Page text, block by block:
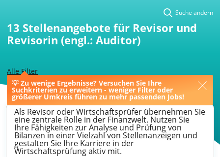
💡 Zu wenige Ergebnisse? Versuchen Sie Ihre
Suchkriterien zu erweitern - weniger Filter oder
größerer Umkreis führen zu mehr passenden Jobs!
Alle Filter
Suche ändern
13 Stellenangebote für Revisor und
Revisorin (engl.: Auditor)
> Bad Homburg > Revisor
Als Revisor oder Wirtschaftsprüfer übernehmen Sie
eine zentrale Rolle in der Finanzwelt. Nutzen Sie
Ihre Fähigkeiten zur Analyse und Prüfung von
Bilanzen in einer Vielzahl von Stellenanzeigen und
gestalten Sie Ihre Karriere in der
Wirtschaftsprüfung aktiv mit.